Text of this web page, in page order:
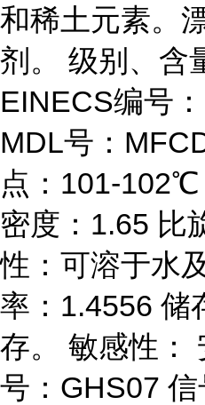
和稀土元素。
剂。 级别、含
EINECS编号
MDL号：
点：101-
密度：1.65 比
性：可溶于水
率：1.4556 储
存。 敏感性：
号：GHS07